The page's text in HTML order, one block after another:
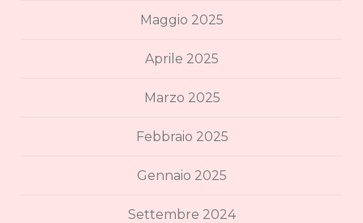
Maggio 2025
Aprile 2025
Marzo 2025
Febbraio 2025
Gennaio 2025
Settembre 2024